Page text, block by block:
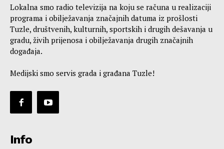
Lokalna smo radio televizija na koju se računa u realizaciji
programa i obilježavanja značajnih datuma iz prošlosti
Tuzle, društvenih, kulturnih, sportskih i drugih dešavanja u
gradu, živih prijenosa i obilježavanja drugih značajnih
događaja.
Medijski smo servis grada i građana Tuzle!
Info